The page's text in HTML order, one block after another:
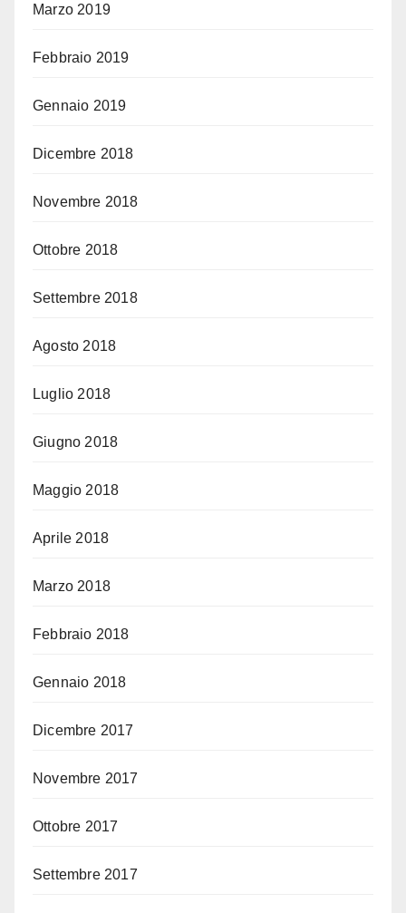
Marzo 2019
Febbraio 2019
Gennaio 2019
Dicembre 2018
Novembre 2018
Ottobre 2018
Settembre 2018
Agosto 2018
Luglio 2018
Giugno 2018
Maggio 2018
Aprile 2018
Marzo 2018
Febbraio 2018
Gennaio 2018
Dicembre 2017
Novembre 2017
Ottobre 2017
Settembre 2017